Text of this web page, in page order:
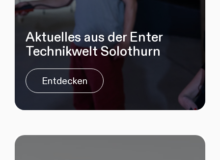
Aktuelles aus der Enter
Technikwelt Solothurn
Entdecken